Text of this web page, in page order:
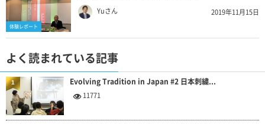
体験レポート
Yuさん 2019年11月15日
よく読まれている記事
Evolving Tradition in Japan #2 日本刺繍...
11771
1